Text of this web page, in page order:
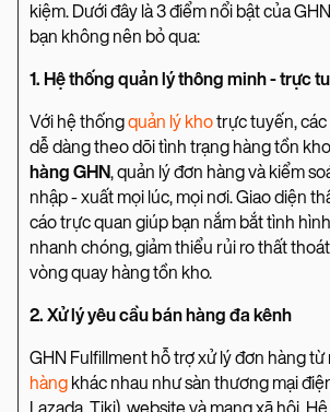
kiệm. Dưới đây là 3 điểm nổi bật của
bạn không nên bỏ qua:
1. Hệ thống quản lý thông minh - trực
Với hệ thốngquản lý khotrực tuyến,
dễ dàng theo dõi tình trạng hàng tồn
hàng GHN, quản lý đơn hàng và kiểm
nhập - xuất mọi lúc, mọi nơi. Giao diện
cáo trực quan giúp bạn nắm bắt tình
nhanh chóng, giảm thiểu rủi ro thất
vòng quay hàng tồn kho.
2. Xử lý yêu cầu bán hàng đa kênh
GHN Fulfillment hỗ trợ xử lý đơn hàng từ
hàng khác nhau như sàn thương mại